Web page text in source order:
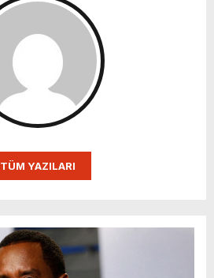
TÜM YAZILARI